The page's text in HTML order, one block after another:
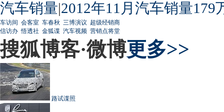
汽车销量|2012年11月汽车销量179
车访间 会客室 车春秋 三博演议 超级经销商
信访办 悟透社 金狐谍 汽车视频 营销点将堂
搜狐博客·微博更多>>
路试谍照